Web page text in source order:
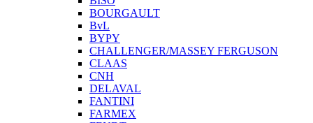
BOURGAULT
BvL
BYPY
CHALLENGER/MASSEY FERGUSON
CLAAS
CNH
DELAVAL
FANTINI
FARMEX